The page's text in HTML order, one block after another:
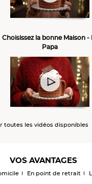
Choisissez la bonne Maison -
Papa
toutes les vidéos disponibles
VOS AVANTAGES
En point de retrait